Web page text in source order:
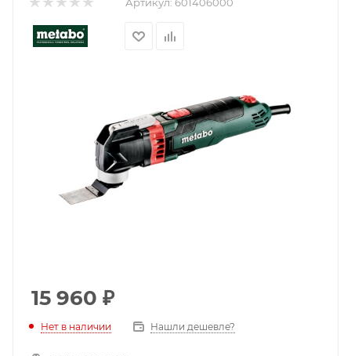
15 960 ₽
Нет в наличии Нашли дешевле?